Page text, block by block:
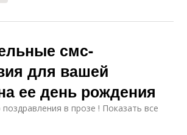
смс-
для вашей
ее день рождения
в прозе ! Показать все